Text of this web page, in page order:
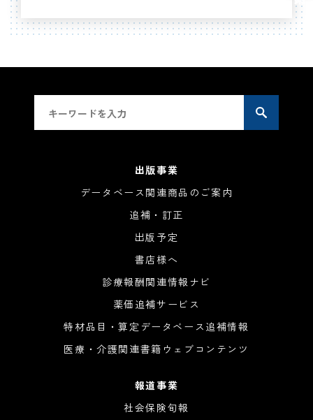
出版事業
データベース関連商品のご案内
追補・訂正
出版予定
書店様へ
診療報酬関連情報ナビ
薬価追補サービス
特材品目・算定データベース追補情報
医療・介護関連書籍ウェブコンテンツ
報道事業
社会保険旬報